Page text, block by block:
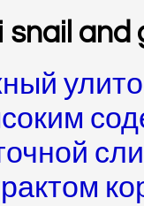
snail